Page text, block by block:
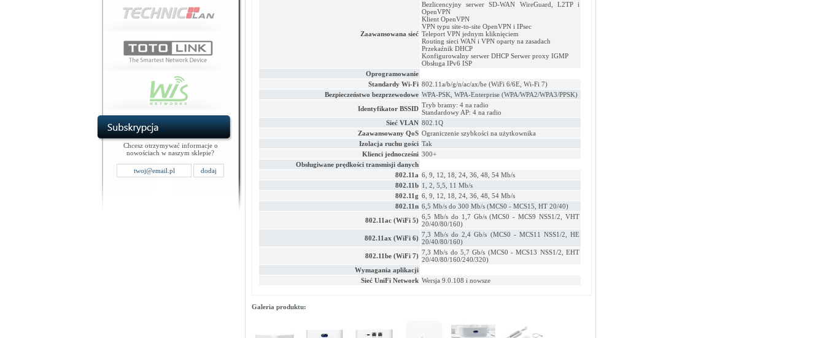
Chcesz otrzymywać informacje o
nowościach w naszym sklepie?
Zaawansowana sieć
Bezlicencyjny serwer SD-WAN WireGuard, L2TP i
OpenVPN
Klient OpenVPN
VPN typu site-to-site OpenVPN i IPsec
Teleport VPN jednym kliknięciem
Routing sieci WAN i VPN oparty na zasadach
Przekaźnik DHCP
Konfigurowalny serwer DHCP Serwer proxy IGMP
Obsługa IPv6 ISP
Oprogramowanie
Standardy Wi-Fi 802.11a/b/g/n/ac/ax/be (WiFi 6/6E, Wi-Fi 7)
Bezpieczeństwo bezprzewodowe WPA-PSK, WPA-Enterprise (WPA/WPA2/WPA3/PPSK)
Identyfikator BSSID Tryb bramy: 4 na radio
Standardowy AP: 4 na radio
Sieć VLAN 802.1Q
Zaawansowany QoS Ograniczenie szybkości na użytkownika
Izolacja ruchu gości Tak
Klienci jednocześni 300+
Obsługiwane prędkości transmisji danych
802.11a 6, 9, 12, 18, 24, 36, 48, 54 Mb/s
802.11b 1, 2, 5,5, 11 Mb/s
802.11g 6, 9, 12, 18, 24, 36, 48, 54 Mb/s
802.11n 6,5 Mb/s do 300 Mb/s (MCS0 - MCS15, HT 20/40)
802.11ac (WiFi 5) 6,5 Mb/s do 1,7 Gb/s (MCS0 - MCS9 NSS1/2, VHT
20/40/80/160)
802.11ax (WiFi 6) 7,3 Mb/s do 2,4 Gb/s (MCS0 - MCS11 NSS1/2, HE
20/40/80/160)
802.11be (WiFi 7) 7,3 Mb/s do 5,7 Gb/s (MCS0 - MCS13 NSS1/2, EHT
20/40/80/160/240/320)
Wymagania aplikacji
Sieć UniFi Network Wersja 9.0.108 i nowsze
Galeria produktu: